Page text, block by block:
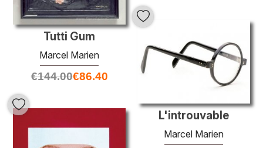
Tutti Gum
Marcel Marien
€144.00€86.40
L'introuvable
Marcel Marien